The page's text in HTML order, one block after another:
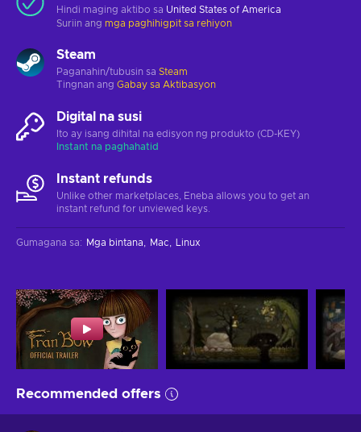
Hindi maging aktibo sa United States of America
Suriin ang mga paghihigpit sa rehiyon
Steam
Paganahin/tubusin sa Steam
Tingnan ang Gabay sa Aktibasyon
Digital na susi
Ito ay isang dihital na edisyon ng produkto (CD-KEY)
Instant na paghahatid
Instant refunds
Unlike other marketplaces, Eneba allows you to get an
instant refund for unviewed keys.
Gumagana sa: Mga bintana Mac Linux
Recommended offers